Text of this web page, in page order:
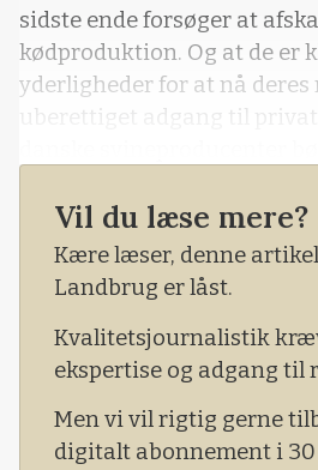
sidste ende forsøger at
kødproduktion. Og at de er
yderligheder for at nå deres
uberettiget adgang til privat
Modstandere. Ovenikøbet
føler sig hævet over loven i
skabe et i deres øjne bedre
Vil du læse mere?
Kære læser, denne
Landbrug er låst.
Kvalitetsjournalistik
ekspertise og adgang til
Men vi vil rigtig gerne
digitalt abonnement i